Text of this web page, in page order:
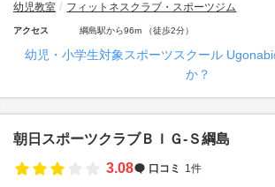
幼児教室 フィットネスクラブ・スポーツジム
アクセス 綱島駅から96m （徒歩2分）
幼児・小学生対象スポーツスクール
か？
朝日スポーツクラブＢＩＧ‐Ｓ綱島
3.08
口コミ 1件